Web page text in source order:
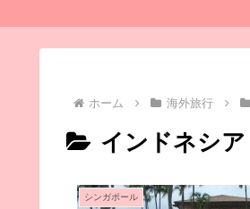
ホーム 海外旅行
インドネシア
シンガポール